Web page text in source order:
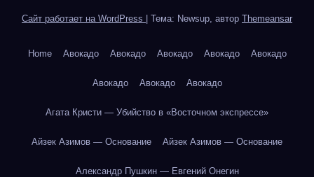
Сайт работает на WordPress Тема: Newsup, автор Themeansar
Home Авокадо Авокадо Авокадо Авокадо Авокадо
Авокадо Авокадо Авокадо
Агата Кристи — Убийство в «Восточном экспрессе»
Айзек Азимов — Основание Айзек Азимов — Основание
Александр Пушкин — Евгений Онегин